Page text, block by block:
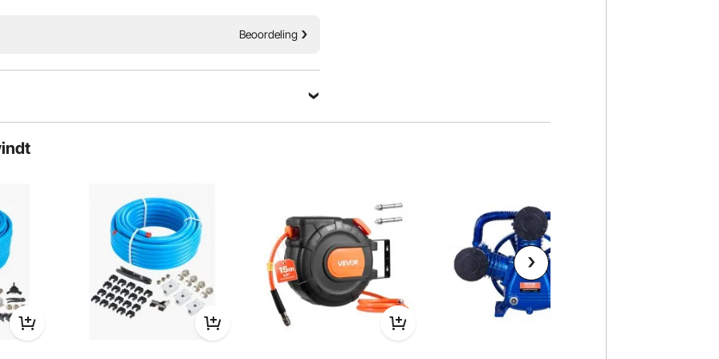
ervoor dat onze
eenvoudiger.
voor het
ontwerp
constructie
Samen met duizenden
voorzien van robuust materieel en
lage prijzen. Tegenwoordig heeft
landen bezet met meer dan 10
Premium stevige kwaliteit
Ongelooflijk lage prijzen
Snelle en veilige levering
30 dagen gratis retourneren
24/7 Attente Service
Beoordeling